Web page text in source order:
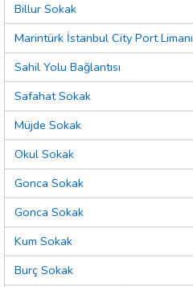
Billur Sokak
Marintürk İstanbul City Port Limanı
Sahil Yolu Bağlantısı
Safahat Sokak
Müjde Sokak
Okul Sokak
Gonca Sokak
Gonca Sokak
Kum Sokak
Burç Sokak